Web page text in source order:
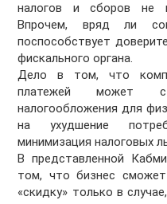
налогов и сборов не
Впрочем, вряд ли
поспособствует
фискального органа.
Дело в том, что
платежей может
налогообложения для
на ухудшение
минимизация налоговых
В представленной
том, что бизнес
«скидку» только в